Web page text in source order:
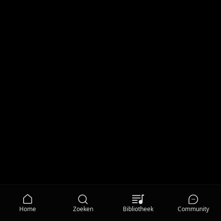
Home Zoeken Bibliotheek Community